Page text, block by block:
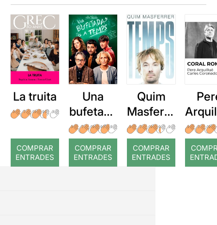
La truita
COMPRAR
ENTRADES
Una
bufetada
a temps
COMPRAR
ENTRADES
Quim
Masferre
r: Temps
COMPRAR
ENTRADES
: